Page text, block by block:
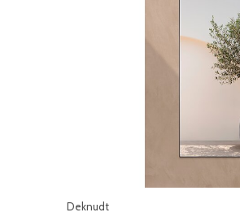
Deknudt